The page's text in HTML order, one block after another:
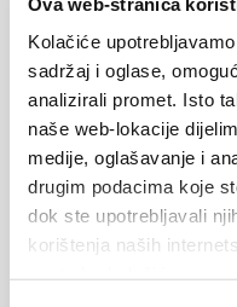
Kolačiće
sadržaj i oglase,
analizirali promet. Isto
naše web-lokacije
medije, oglašavanje i
drugim podacima koje
dok ste upotrebljavali
korištenja naših
Otkrijte više
6. kolovoza 2026. -
2026.
LEGENDA O